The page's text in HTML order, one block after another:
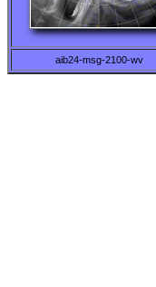
aib24-msg-2100-wv